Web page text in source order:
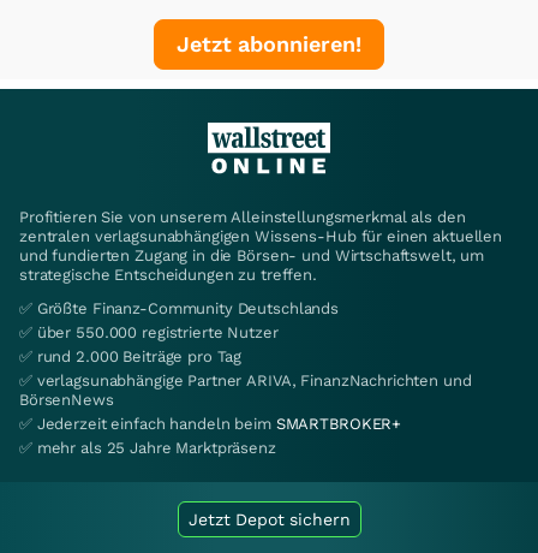
Jetzt abonnieren!
Profitieren Sie von unserem Alleinstellungsmerkmal als den
zentralen verlagsunabhängigen Wissens-Hub für einen aktuellen
und fundierten Zugang in die Börsen- und Wirtschaftswelt, um
strategische Entscheidungen zu treffen.
✅ Größte Finanz-Community Deutschlands
✅ über 550.000 registrierte Nutzer
✅ rund 2.000 Beiträge pro Tag
✅ verlagsunabhängige Partner ARIVA, FinanzNachrichten und
BörsenNews
✅ Jederzeit einfach handeln beim SMARTBROKER+
✅ mehr als 25 Jahre Marktpräsenz
Jetzt Depot sichern